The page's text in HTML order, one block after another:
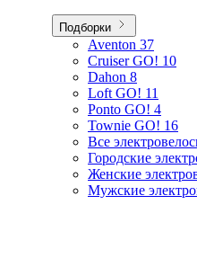
Подборки
Aventon 37
Cruiser GO! 10
Dahon 8
Loft GO! 11
Ponto GO! 4
Townie GO! 16
Все
Городские
Женские
Мужские